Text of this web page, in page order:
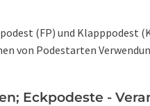
(FP) und Klapppodest
von Podestarten
Eckpodeste -